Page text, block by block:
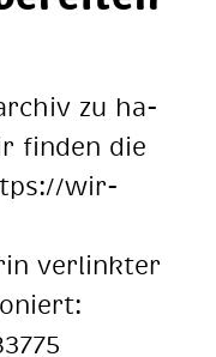
zu ha­
fin­den die
wir­
ver­link­ter